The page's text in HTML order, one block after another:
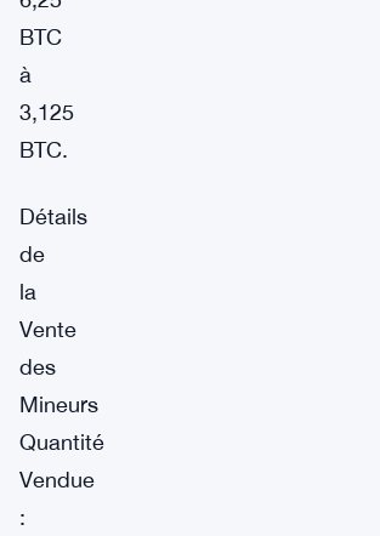
BTC
à
3,125
BTC.
Détails
de
la
Vente
des
Mineurs
Quantité
Vendue
: